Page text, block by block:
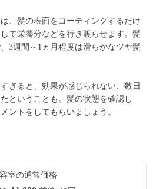
、髪の表面をコーティングするだけ
て栄養分などを行き渡らせます。髪
3週間～1ヵ月程度は滑らかなツヤ髪
ぎると、効果が感じられない、数日
ということも。髪の状態を確認し
ントをしてもらいましょう。
室の通常価格